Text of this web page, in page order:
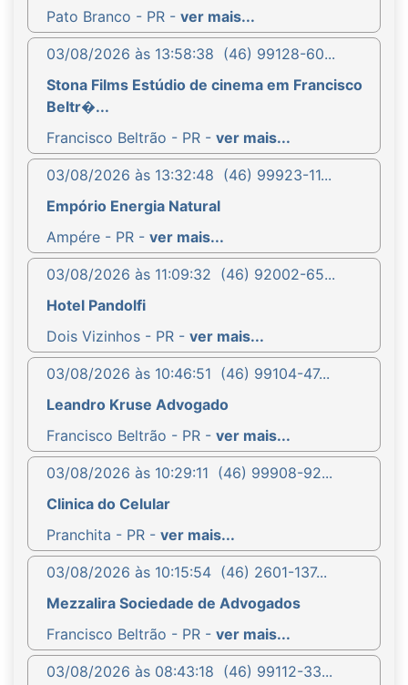
Pato Branco - PR - ver mais...
03/08/2026 às 13:58:38 (46) 99128-60...
Stona Films Estúdio de cinema em Francisco
Beltr�...
Francisco Beltrão - PR - ver mais...
03/08/2026 às 13:32:48 (46) 99923-11...
Empório Energia Natural
Ampére - PR - ver mais...
03/08/2026 às 11:09:32 (46) 92002-65...
Hotel Pandolfi
Dois Vizinhos - PR - ver mais...
03/08/2026 às 10:46:51 (46) 99104-47...
Leandro Kruse Advogado
Francisco Beltrão - PR - ver mais...
03/08/2026 às 10:29:11 (46) 99908-92...
Clinica do Celular
Pranchita - PR - ver mais...
03/08/2026 às 10:15:54 (46) 2601-137...
Mezzalira Sociedade de Advogados
Francisco Beltrão - PR - ver mais...
03/08/2026 às 08:43:18 (46) 99112-33...